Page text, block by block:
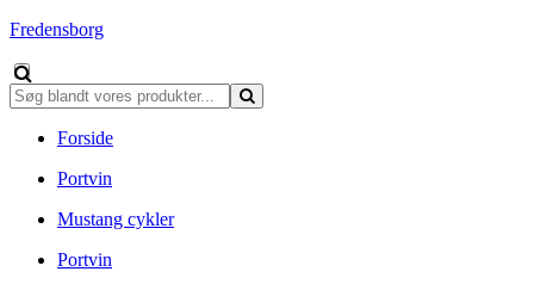
Fredensborg
Forside
Portvin
Mustang cykler
Portvin